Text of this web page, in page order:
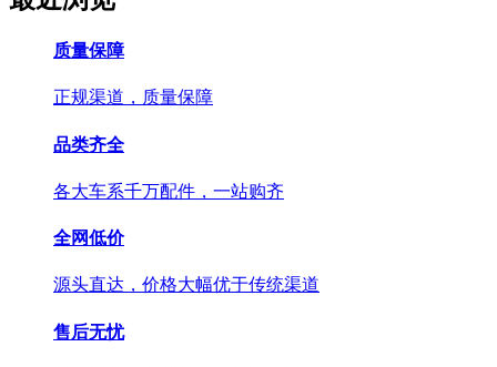
质量保障
正规渠道，质量保障
品类齐全
各大车系千万配件，一站购齐
全网低价
源头直达，价格大幅优于传统渠道
售后无忧